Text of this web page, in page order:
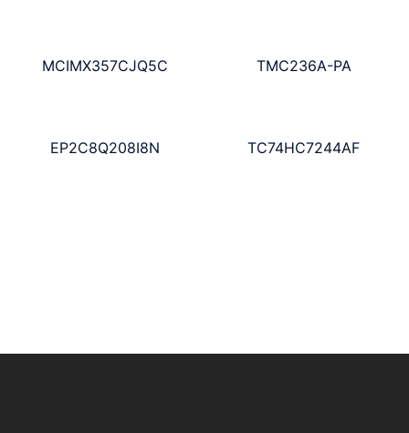
MCIMX357CJQ5C TMC236A-PA
EP2C8Q208I8N TC74HC7244AF